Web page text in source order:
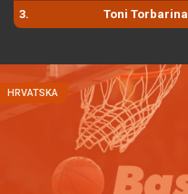
3. Toni Torbarina
HRVATSKA